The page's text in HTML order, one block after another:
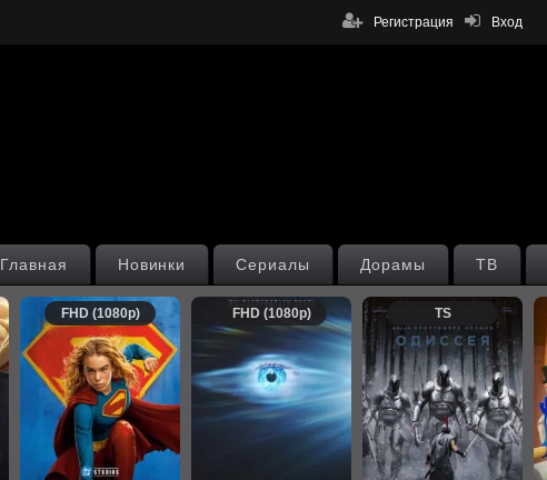
Вход
Регистрация
ТВ
Дорамы
Сериалы
Новинки
Главная
FHD (1080p) FHD (1080p) TS